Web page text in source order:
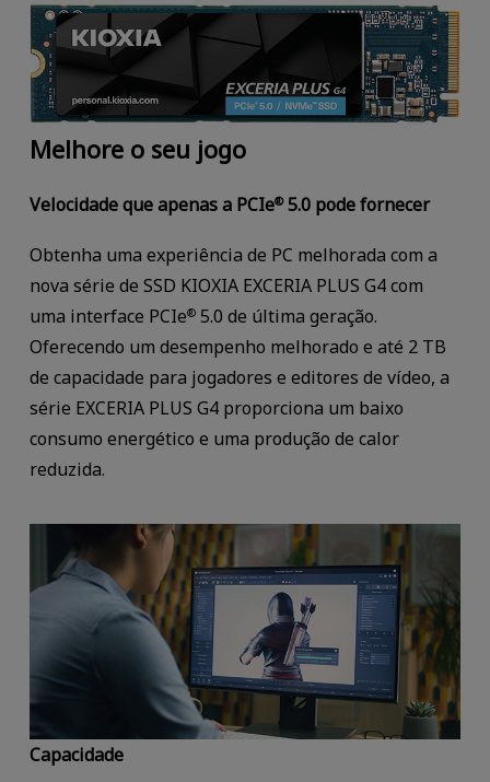
Melhore o seu jogo
Velocidade que apenas a PCIe®5.0 pode fornecer
Obtenha uma experiência de PC melhorada com a
nova série de SSD KIOXIA EXCERIA PLUS G4 com
uma interface PCIe®5.0 de última geração.
Oferecendo um desempenho melhorado e até 2 TB
de capacidade para jogadores e editores de vídeo, a
série EXCERIA PLUS G4 proporciona um baixo
consumo energético e uma produção de calor
reduzida.
Capacidade